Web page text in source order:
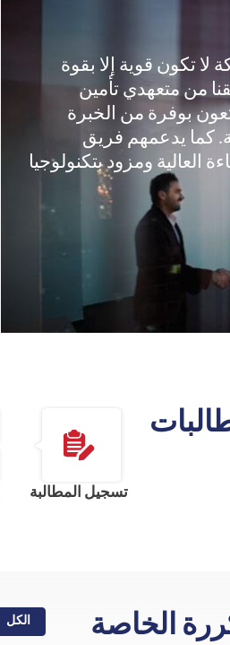
لا تكون قوية إلا بقوة
من متعهدي تأمين
بوفرة من الخبرة
كما يدعمهم فريق
العالية ومزود بتكنولوجيا
تسجيل المطالبة
الخاصة
الكل